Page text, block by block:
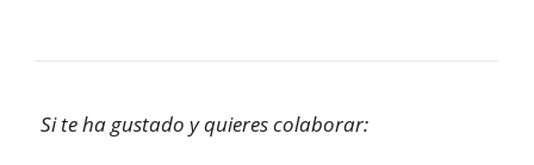
Si te ha gustado y quieres colaborar: